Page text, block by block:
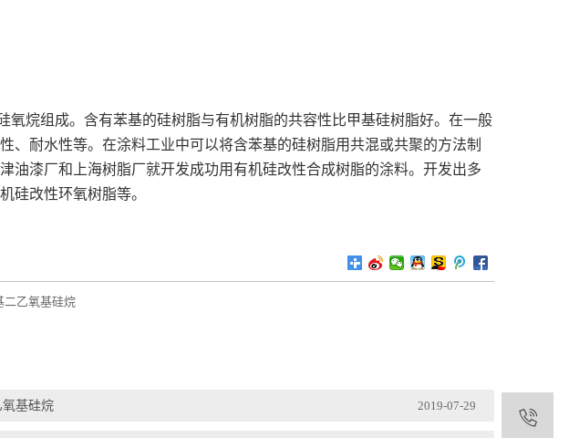
氧烷组成。含有苯基的硅树脂与有机树脂的共容性比甲基硅树脂好。在一般
、耐水性等。在涂料工业中可以将含苯基的硅树脂用共混或共聚的方法制
油漆厂和上海树脂厂就开发成功用有机硅改性合成树脂的涂料。开发出多
硅改性环氧树脂等。
二乙氧基硅烷
基硅烷 2019-07-29